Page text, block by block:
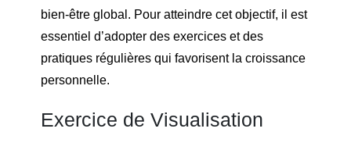
bien-être global. Pour atteindre cet objectif, il est
essentiel d’adopter des exercices et des
pratiques régulières qui favorisent la croissance
personnelle.
Exercice de Visualisation